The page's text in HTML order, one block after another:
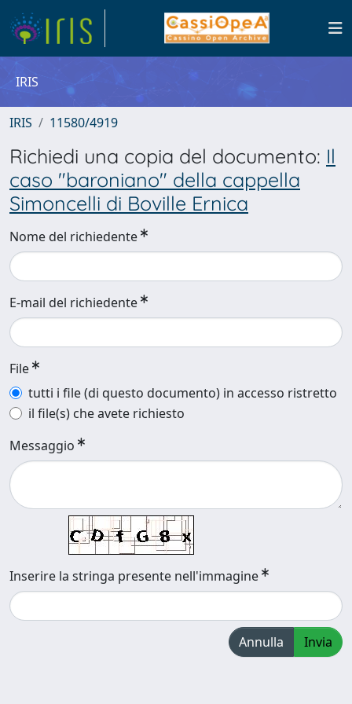
IRIS
IRIS 11580/4919
Richiedi una copia del documento: Il
caso "baroniano" della cappella
Simoncelli di Boville Ernica
Nome del richiedente
E-mail del richiedente
File
tutti i file (di questo documento) in accesso ristretto
il file(s) che avete richiesto
Messaggio
Inserire la stringa presente nell'immagine
Annulla Invia